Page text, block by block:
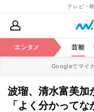
テレビ・
エンタメ 芸能
Googleでマイ
波瑠、清水富美加
「よく分かってな